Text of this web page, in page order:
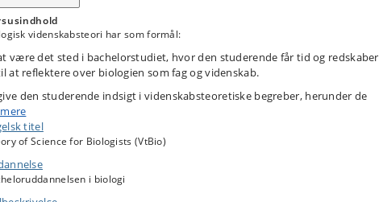
videnskabsteori har som formål:
være det sted i bachelorstudiet, hvor den studerende får tid og redskaber
at reflektere over biologien som fag og videnskab.
den studerende indsigt i videnskabsteoretiske begreber, herunder de
har etisk og politisk relevans for forholdet mellem biologi og samfund;
tilbyde begrebslige redskaber for udfoldelse af kritisk sans og evne til at
interessante spørgsmål.
den studerende et indblik i aspekter af biologiens historie og særegne
såvel som dens samfundsmæssige relevans, for derved at sætte den
studerende i stand til at anskue faget i større sammenhæng.
titel
of Science for Biologists (VtBio)
i biologi